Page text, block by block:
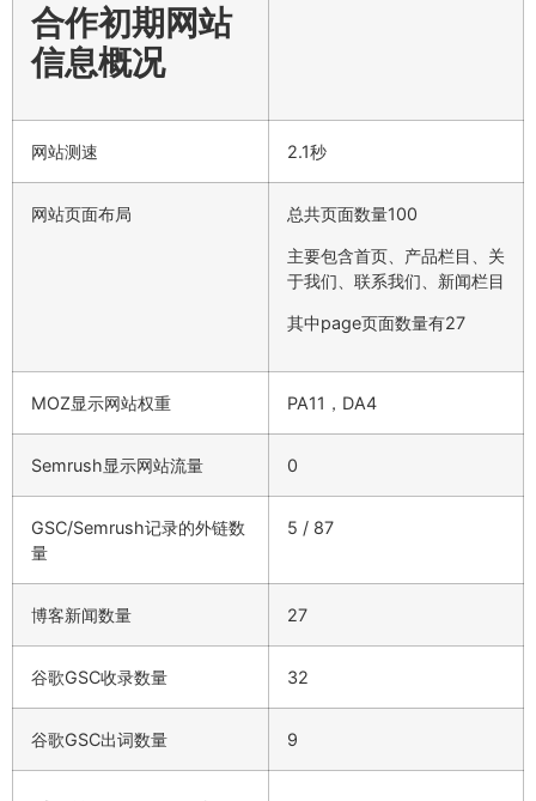
合作初期网站
信息概况
网站测速 2.1秒
网站页面布局 总共页面数量100
主要包含首页、产品栏目、关
于我们、联系我们、新闻栏目
其中page页面数量有27
MOZ显示网站权重 PA11，DA4
Semrush显示网站流量 0
GSC/Semrush记录的外链数
量
5 / 87
博客新闻数量 27
谷歌GSC收录数量 32
谷歌GSC出词数量 9